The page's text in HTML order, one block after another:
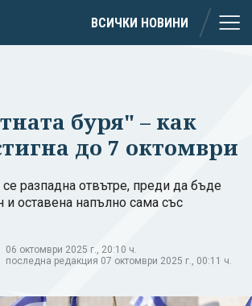
ВСИЧКИ НОВИНИ
буря" – как
до 7 октомври
разпадна отвътре, преди да бъде
и оставена напълно сама със
06 октомври 2025 г., 20:10 ч.
последна редакция 07 октомври 2025 г., 00:11 ч.